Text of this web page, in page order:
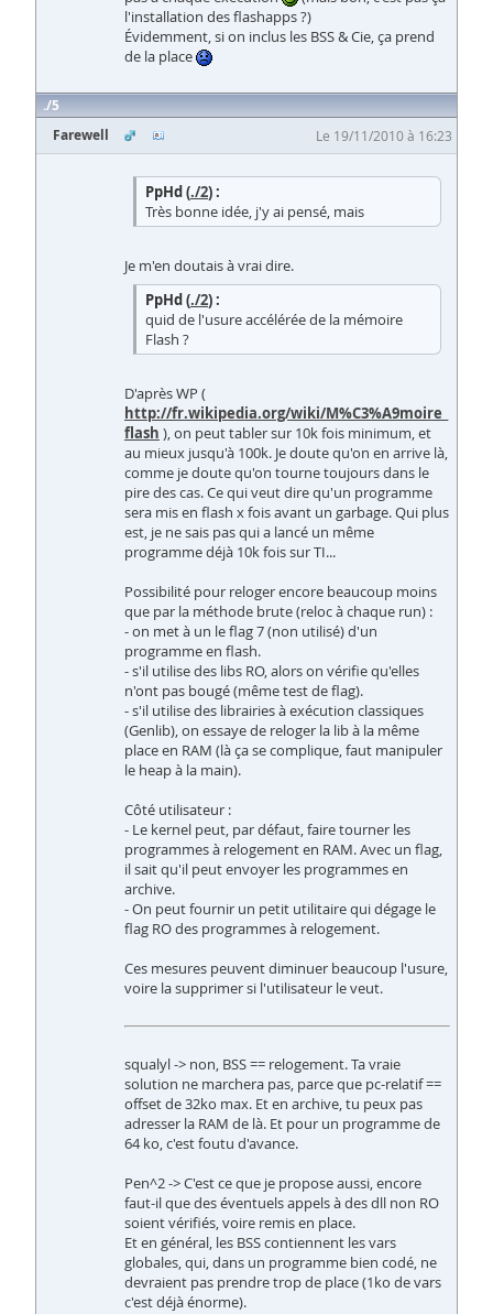
l'installation des flashapps ?)
Évidemment, si on inclus les BSS & Cie, ça prend
de la place
5
Farewell
Le 19/11/2010 à 16:23
PpHd (./2) :
Très bonne idée, j'y ai pensé, mais
Je m'en doutais à vrai dire.
PpHd (./2) :
quid de l'usure accélérée de la mémoire
Flash ?
D'après WP (
http://fr.wikipedia.org/wiki/M%C3%A9moire_
flash ), on peut tabler sur 10k fois minimum, et
au mieux jusqu'à 100k. Je doute qu'on en arrive là,
comme je doute qu'on tourne toujours dans le
pire des cas. Ce qui veut dire qu'un programme
sera mis en flash x fois avant un garbage. Qui plus
est, je ne sais pas qui a lancé un même
programme déjà 10k fois sur TI...
Possibilité pour reloger encore beaucoup moins
que par la méthode brute (reloc à chaque run) :
- on met à un le flag 7 (non utilisé) d'un
programme en flash.
- s'il utilise des libs RO, alors on vérifie qu'elles
n'ont pas bougé (même test de flag).
- s'il utilise des librairies à exécution classiques
(Genlib), on essaye de reloger la lib à la même
place en RAM (là ça se complique, faut manipuler
le heap à la main).
Côté utilisateur :
- Le kernel peut, par défaut, faire tourner les
programmes à relogement en RAM. Avec un flag,
il sait qu'il peut envoyer les programmes en
archive.
- On peut fournir un petit utilitaire qui dégage le
flag RO des programmes à relogement.
Ces mesures peuvent diminuer beaucoup l'usure,
voire la supprimer si l'utilisateur le veut.
squalyl -> non, BSS == relogement. Ta vraie
solution ne marchera pas, parce que pc-relatif ==
offset de 32ko max. Et en archive, tu peux pas
adresser la RAM de là. Et pour un programme de
64 ko, c'est foutu d'avance.
Pen^2 -> C'est ce que je propose aussi, encore
faut-il que des éventuels appels à des dll non RO
soient vérifiés, voire remis en place.
Et en général, les BSS contiennent les vars
globales, qui, dans un programme bien codé, ne
devraient pas prendre trop de place (1ko de vars
c'est déjà énorme).